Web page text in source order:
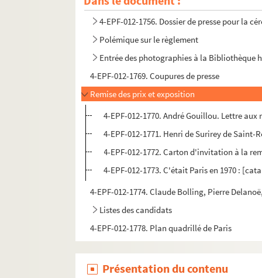
4-EPF-012-1756. Dossier de presse pour la
Polémique sur le règlement
Entrée des photographies à la Bibliothèque
4-EPF-012-1769. Coupures de presse
Remise des prix et exposition
4-EPF-012-1770. André Gouillou. Lettre aux
4-EPF-012-1771. Henri de Surirey de Saint-
4-EPF-012-1772. Carton d'invitation à la
4-EPF-012-1773. C'était Paris en 1970 :
4-EPF-012-1774. Claude Bolling, Pierre
Listes des candidats
4-EPF-012-1778. Plan quadrillé de Paris
Présentation du contenu